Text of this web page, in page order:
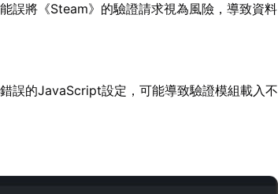
誤將《Steam》的驗證請求視為風險，導致資料
誤的JavaScript設定，可能導致驗證模組載入不